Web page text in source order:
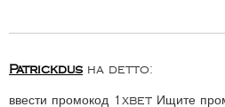
Patrickdus ha detto:
ввести промокод 1xbet Ищите